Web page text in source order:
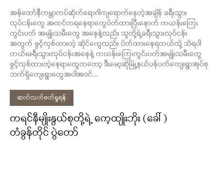
အန်ထော်နီကမ္ဘာကပ်ဆိုက်ရောဂါကျရောက်နေတဲ့အချိန် ခရီးသွား
လုပ်ငန်းတွေ အထင်ကရနေရာတွေပိတ်ထားပြီးနောက် ကယန်းကြေး
ကွင်းပတ် အမျိုးသမီးတွေ အနေနဲ့လည်း သူတို့ရဲ့ခရီးသွားလုပ်ငန်း
အတွက် ဖွင့်လှစ်ထားတဲ့ ဆိုင်တွေလည်း ပိတ်ထားနေရတယ်လို့ သိရပါ
တယ်။ခရီးသွားလုပ်ငန်းအနေနဲ့ ကယန်းကြေးကွင်းပတ်အမျိုးသမီးတွေ
ဖွင့်လှစ်ထားတဲ့နေရာတွေကတော့ ဒီးမော့ဆိုမြို့နယ်ပန်ပက်ကျေးရွာအုပ်စု
ဘက်ရှိကျေးရွာတွေအပါအဝင်...
ဆက်လက်ဖတ်ရှုရန်
ကရင်နီမျိုးနွယ်စုတို့ရဲ့ ကေ့ထျိုးဘိုး (ခေါ် )
တံခွန်တိုင် ပွဲတော်